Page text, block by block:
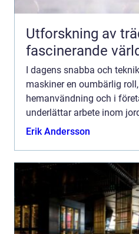
Utforskning av
fascinerande
I dagens snabba och
maskiner en oumbärlig
hemanvändning och i
underlättar arbete inom
konstruktion och ...
Erik Andersson